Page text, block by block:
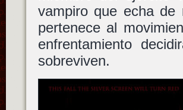
vampiro que echa de
pertenece al
enfrentamiento
sobreviven.